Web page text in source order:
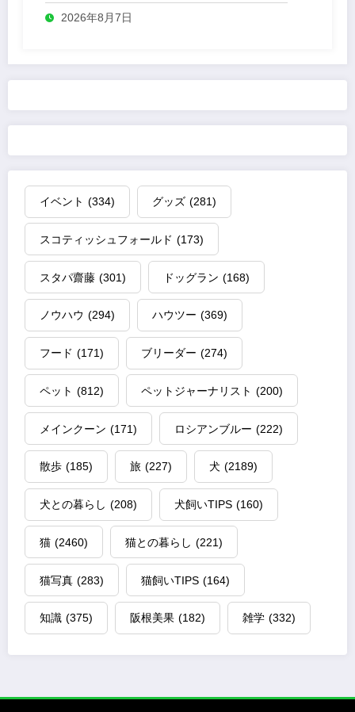
2026年8月7日
イベント (334) グッズ (281)
スコティッシュフォールド (173)
スタパ齋藤 (301) ドッグラン (168)
ノウハウ (294) ハウツー (369)
フード (171) ブリーダー (274)
ペット (812) ペットジャーナリスト (200)
メインクーン (171) ロシアンブルー (222)
散歩 (185) 旅 (227) 犬 (2189)
犬との暮らし (208) 犬飼いTIPS (160)
猫 (2460) 猫との暮らし (221)
猫写真 (283) 猫飼いTIPS (164)
知識 (375) 阪根美果 (182) 雑学 (332)